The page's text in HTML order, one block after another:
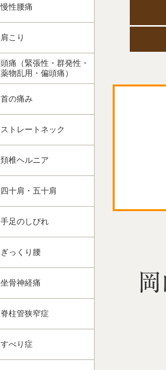
慢性腰痛
肩こり
頭痛（緊張性・群発性・
薬物乱用・偏頭痛）
首の痛み
ストレートネック
頚椎ヘルニア
四十肩・五十肩
手足のしびれ
ぎっくり腰
坐骨神経痛
脊柱管狭窄症
すべり症